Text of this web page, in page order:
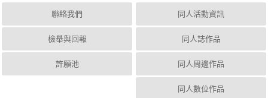
聯絡我們
檢舉與回報
許願池
同人活動資訊
同人誌作品
同人周邊作品
同人數位作品